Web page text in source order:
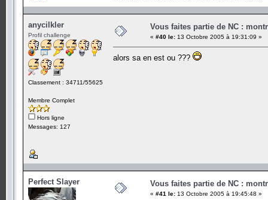
anycilkler
Profil challenge
Classement : 34711/55625
Membre Complet
Hors ligne
Messages: 127
Vous faites partie de NC :
« #40 le: 13 Octobre 2005 à 19:31:09 »
alors sa en est ou ???
Perfect Slayer Vous faites partie de NC :
« #41 le: 13 Octobre 2005 à 19:45:48 »